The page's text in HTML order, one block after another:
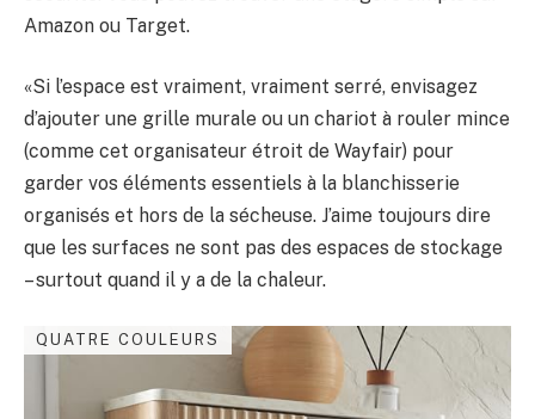
Amazon ou Target.
«Si l’espace est vraiment, vraiment serré, envisagez
d’ajouter une grille murale ou un chariot à rouler mince
(comme cet organisateur étroit de Wayfair) pour
garder vos éléments essentiels à la blanchisserie
organisés et hors de la sécheuse. J’aime toujours dire
que les surfaces ne sont pas des espaces de stockage
– surtout quand il y a de la chaleur.
QUATRE COULEURS